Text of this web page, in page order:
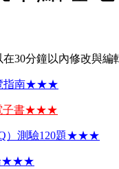
30分鐘以內修改與
指南★★★
子書★★★
）測驗120題★★★
★★★